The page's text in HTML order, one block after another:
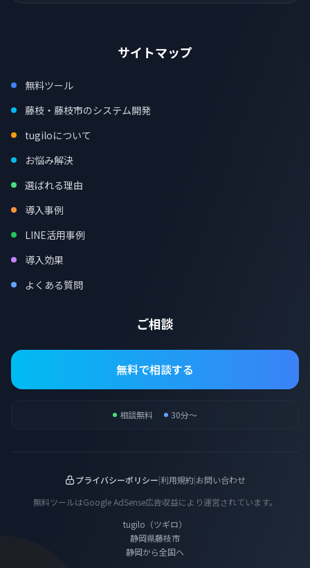
サイトマップ
無料ツール
藤枝・藤枝市のシステム開発
tugiloについて
お悩み解決
選ばれる理由
導入事例
LINE活用事例
導入効果
よくある質問
ご相談
無料で相談する
相談無料 30分〜
プライバシーポリシー|利用規約|お問い合わせ
無料ツールはGoogle AdSense広告収益により運営されています。
tugilo（ツギロ）
静岡県藤枝市
静岡から全国へ